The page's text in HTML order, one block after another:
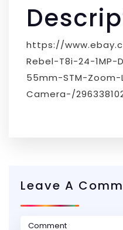
https://
Rebel-T8i-24-1MP-
55mm-STM-
Camera-/
Leave A